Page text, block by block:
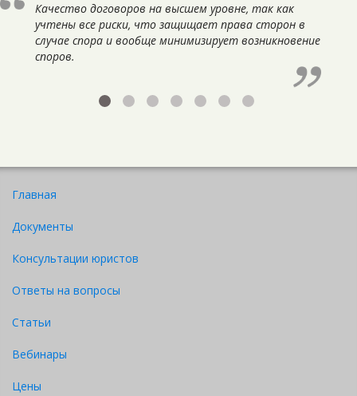
Качество договоров на высшем уровне, так как
учтены все риски, что защищает права сторон в
случае спора и вообще минимизирует возникновение
споров.
Главная
Документы
Консультации юристов
Ответы на вопросы
Статьи
Вебинары
Цены